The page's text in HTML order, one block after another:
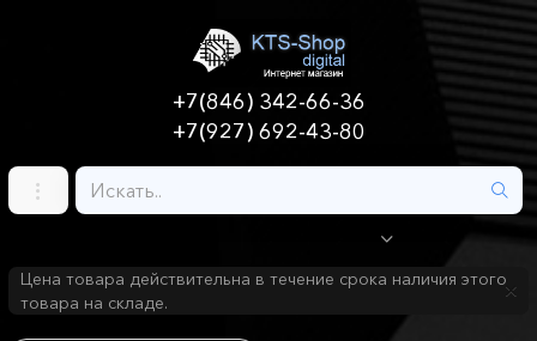
+7(846) 342-66-36
+7(927) 692-43-80
Цена товара действительна в течение срока наличия этого
товара на складе.